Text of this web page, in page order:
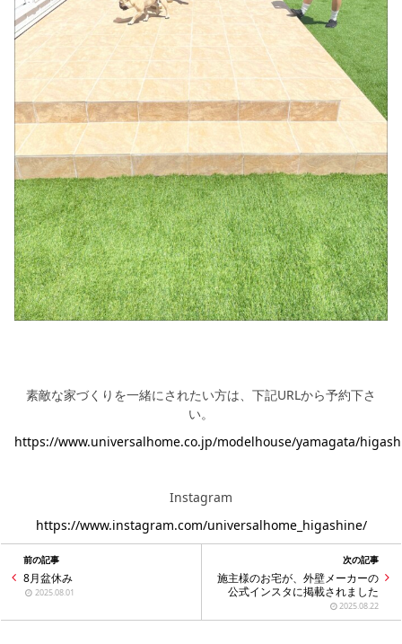
素敵な家づくりを一緒にされたい方は、下記URLから予約下さ
い。
https://www.universalhome.co.jp/modelhouse/yamagata/
Instagram
https://www.instagram.com/universalhome_higashine/
前の記事
8月盆休み
2025.08.01
次の記事
施主様のお宅が、外壁メーカーの
公式インスタに掲載されました
2025.08.22